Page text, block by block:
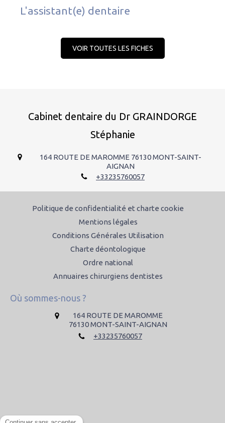
L'assistant(e) dentaire
VOIR TOUTES LES FICHES
Cabinet dentaire du Dr GRAINDORGE
Stéphanie
164 ROUTE DE MAROMME 76130 MONT-SAINT-
AIGNAN
+33235760057
Politique de confidentialité et charte cookie
Mentions légales
Conditions Générales Utilisation
Charte déontologique
Ordre national
Annuaires chirurgiens dentistes
Où sommes-nous ?
164 ROUTE DE MAROMME
76130 MONT-SAINT-AIGNAN
+33235760057